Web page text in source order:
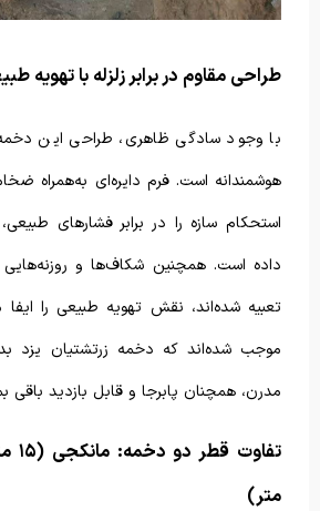
طراحی مقاوم در برابر زلزله با تهویه
با وجود سادگی ظاهری، طراحی این
هوشمندانه است. فرم دایره‌ای به‌همراه
استحکام سازه را در برابر فشارهای طبیعی،
داده است. همچنین شکاف‌ها و روزنه‌هایی
تعبیه شده‌اند، نقش تهویه طبیعی را ایفا
موجب شده‌اند که دخمه زرتشتیان یزد
مدرن، همچنان پابرجا و قابل بازدید باقی
متر)